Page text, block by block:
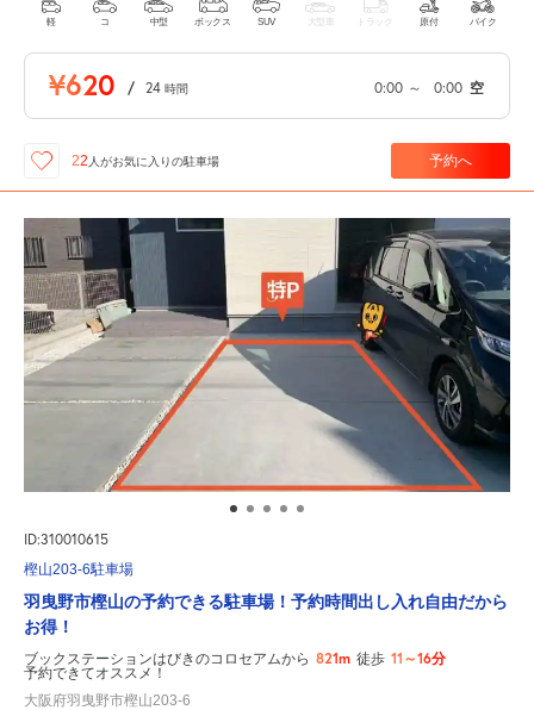
軽 コ 中型 ボックス SUV 大型車 トラック 原付 バイク
¥620 / 24 時間 0:00 ～ 0:00 空
22 人がお気に入りの駐車場 予約へ
ID:310010615
樫山203-6駐車場
羽曳野市樫山の予約できる駐車場！予約時間出し入れ自由だから
お得！
ブックステーションはびきのコロセアムから 821m 徒歩 11～16分
予約できてオススメ！
大阪府羽曳野市樫山203-6